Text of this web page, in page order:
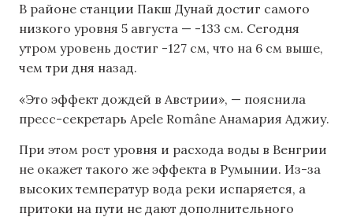
В районе станции Пакш Дунай достиг самого
низкого уровня 5 августа — -133 см. Сегодня
утром уровень достиг -127 см, что на 6 см выше,
чем три дня назад.
«Это эффект дождей в Австрии», — пояснила
пресс-секретарь Apele Române Анамария Аджиу.
При этом рост уровня и расхода воды в Венгрии
не окажет такого же эффекта в Румынии. Из-за
высоких температур вода реки испаряется, а
притоки на пути не дают дополнительного